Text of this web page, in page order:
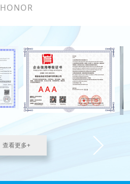
HONOR
查看更多+